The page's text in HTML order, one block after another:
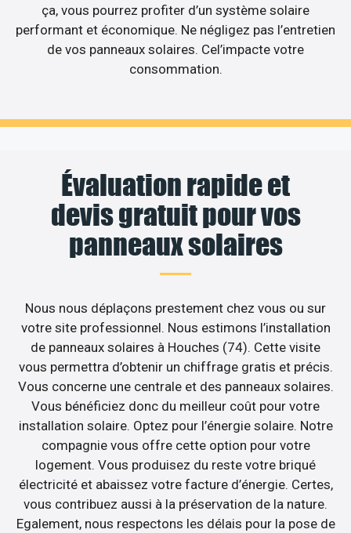
ça, vous pourrez profiter d’un système solaire
performant et économique. Ne négligez pas l’entretien
de vos panneaux solaires. Cel’impacte votre
consommation.
Évaluation rapide et
devis gratuit pour vos
panneaux solaires
Nous nous déplaçons prestement chez vous ou sur
votre site professionnel. Nous estimons l’installation
de panneaux solaires à Houches (74). Cette visite
vous permettra d’obtenir un chiffrage gratis et précis.
Vous concerne une centrale et des panneaux solaires.
Vous bénéficiez donc du meilleur coût pour votre
installation solaire. Optez pour l’énergie solaire. Notre
compagnie vous offre cette option pour votre
logement. Vous produisez du reste votre briqué
électricité et abaissez votre facture d’énergie. Certes,
vous contribuez aussi à la préservation de la nature.
Egalement, nous respectons les délais pour la pose de